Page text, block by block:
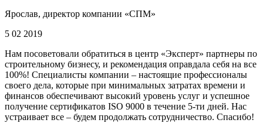
Ярослав, директор компании «СПМ»
5 02 2019
Нам посоветовали обратиться в центр «Эксперт» партнеры по
строительному бизнесу, и рекомендация оправдала себя на все
100%! Специалисты компании – настоящие профессионалы
своего дела, которые при минимальных затратах времени и
финансов обеспечивают высокий уровень услуг и успешное
получение сертификатов ISO 9000 в течение 5-ти дней. Нас
устраивает все – будем продолжать сотрудничество. Спасибо!